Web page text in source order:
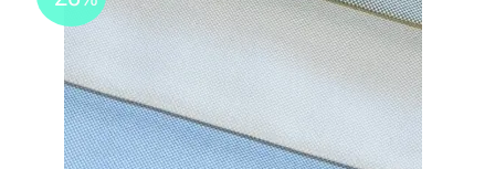
μπορούν
επιλεγούν
σελίδα